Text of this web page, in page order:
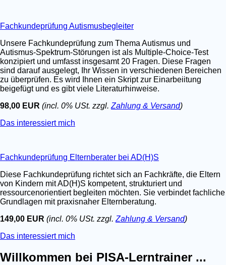
Fachkundeprüfung Autismusbegleiter
Unsere Fachkundeprüfung zum Thema Autismus und
Autismus-Spektrum-Störungen ist als Multiple-Choice-Test
konzipiert und umfasst insgesamt 20 Fragen. Diese Fragen
sind darauf ausgelegt, Ihr Wissen in verschiedenen Bereichen
zu überprüfen. Es wird Ihnen ein Skript zur Einarbeiitung
beigefügt und es gibt viele Literaturhinweise.
98,00 EUR (incl. 0% USt. zzgl. Zahlung & Versand)
Das interessiert mich
Fachkundeprüfung Elternberater bei AD(H)S
Diese Fachkundeprüfung richtet sich an Fachkräfte, die Eltern
von Kindern mit AD(H)S kompetent, strukturiert und
ressourcenorientiert begleiten möchten. Sie verbindet fachliche
Grundlagen mit praxisnaher Elternberatung.
149,00 EUR (incl. 0% USt. zzgl. Zahlung & Versand)
Das interessiert mich
Willkommen bei PISA-Lerntrainer ...